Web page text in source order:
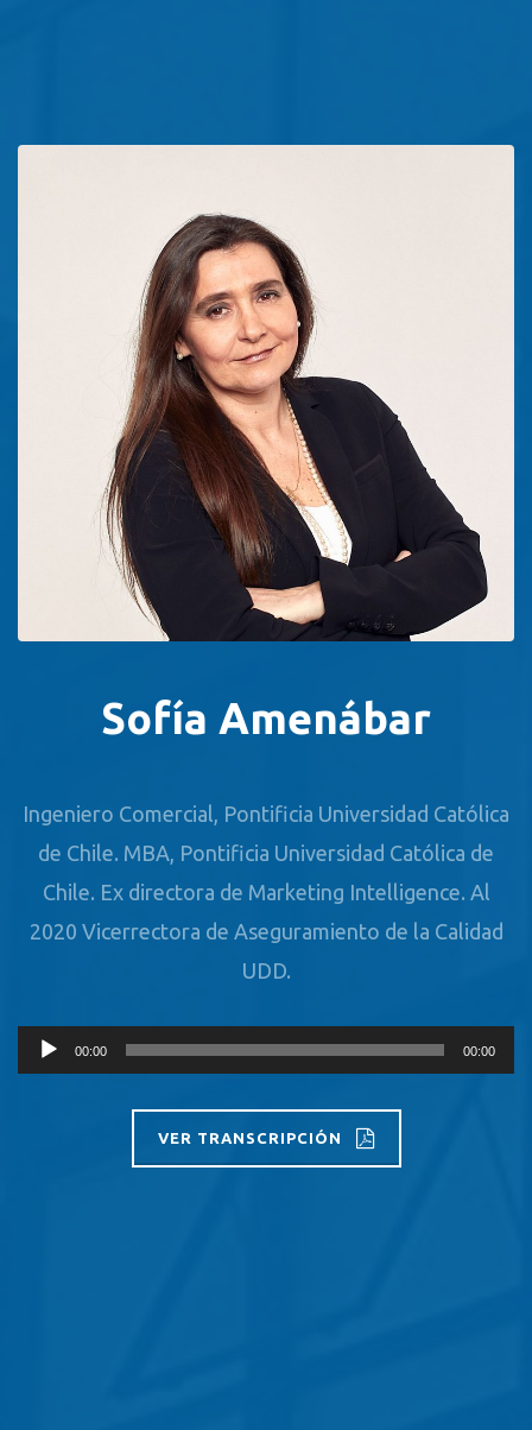
Sofía Amenábar
Ingeniero Comercial, Pontificia Universidad Católica
de Chile. MBA, Pontificia Universidad Católica de
Chile. Ex directora de Marketing Intelligence. Al
2020 Vicerrectora de Aseguramiento de la Calidad
UDD.
Reproductor
00:00 00:00
VER TRANSCRIPCIÓN